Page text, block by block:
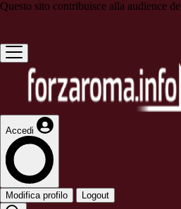
Questo sito contribuisce alla audience de
Accedi
Modifica profilo Logout